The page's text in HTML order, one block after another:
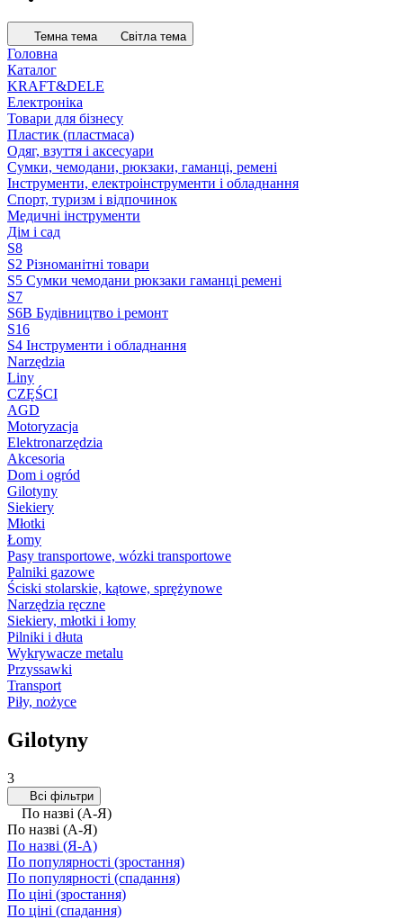
Темна тема Світла тема
Головна
Каталог
KRAFT&DELE
Електроніка
Товари для бізнесу
Пластик (пластмаса)
Одяг, взуття і аксесуари
Сумки, чемодани, рюкзаки, гаманці, ремені
Інструменти, електроінструменти і обладнання
Спорт, туризм і відпочинок
Медичні інструменти
Дім і сад
S8
S2 Різноманітні товари
S5 Сумки чемодани рюкзаки гаманці ремені
S7
S6B Будівництво і ремонт
S16
S4 Інструменти і обладнання
Narzędzia
Liny
CZĘŚCI
AGD
Motoryzacja
Elektronarzędzia
Akcesoria
Dom i ogród
Gilotyny
Siekiery
Młotki
Łomy
Pasy transportowe, wózki transportowe
Palniki gazowe
Ściski stolarskie, kątowe, sprężynowe
Narzędzia ręczne
Siekiery, młotki i łomy
Pilniki i dłuta
Wykrywacze metalu
Przyssawki
Transport
Piły, nożyce
Gilotyny
3
Всі фільтри
По назві (А-Я)
По назві (А-Я)
По назві (Я-А)
По популярності (зростання)
По популярності (спадання)
По ціні (зростання)
По ціні (спадання)